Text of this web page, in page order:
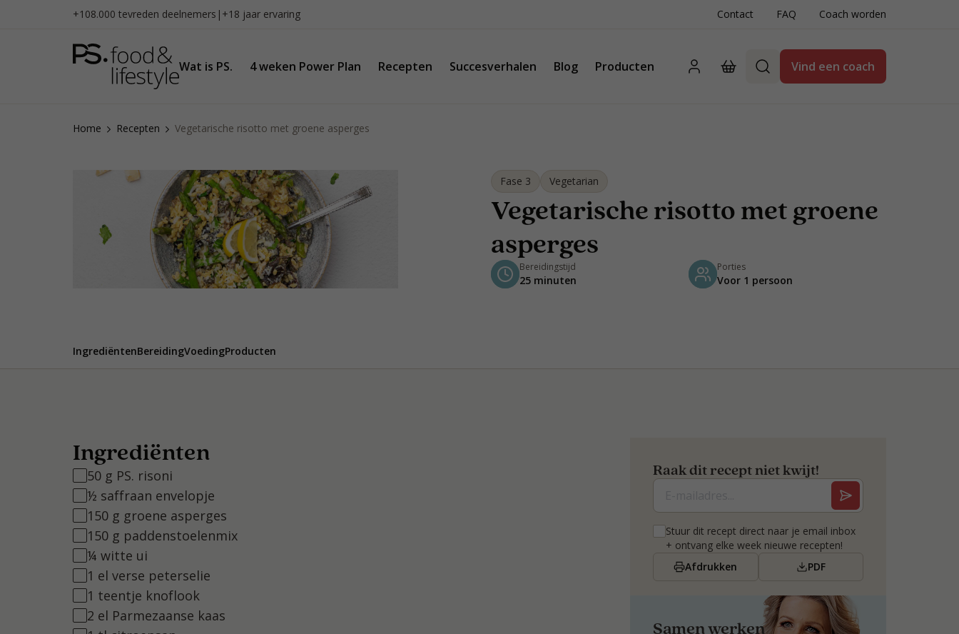
+108.000 tevreden deelnemers | +18 jaar ervaring Contact FAQ Coach worden
Wat is PS. 4 weken Power Plan Recepten Succesverhalen Blog Producten Vind een coach
Home Recepten Vegetarische risotto met groene asperges
Fase 3 Vegetarian
Vegetarische risotto met groene
asperges
Bereidingstijd
25 minuten
Porties
Voor 1 persoon
IngrediëntenBereidingVoedingProducten
Ingrediënten
50 g PS. risoni
½ saffraan envelopje
150 g groene asperges
150 g paddenstoelenmix
¼ witte ui
1 el verse peterselie
1 teentje knoflook
2 el Parmezaanse kaas
Raak dit recept niet kwijt!
Stuur dit recept direct naar je email inbox
+ ontvang elke week nieuwe recepten!
Afdrukken
PDF
Samen werken